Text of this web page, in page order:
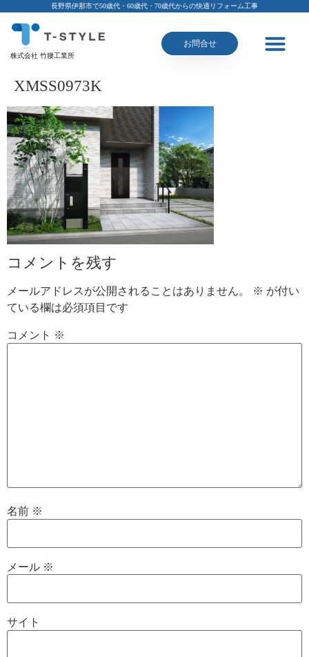
長野県伊那市で50歳代・60歳代・70歳代からの快適リフォーム工事
株式会社 竹腰工業所
お問合せ
XMSS0973K
コメントを残す
メールアドレスが公開されることはありません。 ※ が付い
ている欄は必須項目です
コメント ※
名前 ※
メール ※
サイト